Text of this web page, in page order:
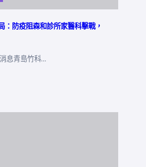
：防疫阻森和診所家醫科擊戰，
息青島竹科…